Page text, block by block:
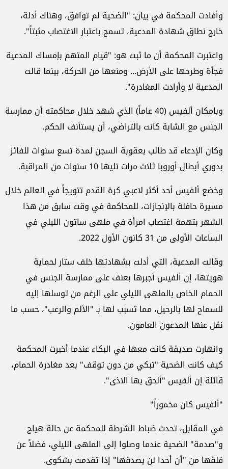
وأفادت المحكمة في بيان: "الضحية لم توافق، وهناك أدلة،
خارج نطاق شهادة المدعية، تسمح باعتبار الاغتصاب مثبتاً".
واعتبرت المحكمة أن ما ثبت هو: "قيام المتهم بإمساك المدعية
فجأة وطرحها على الأرض... ومنعها من الحركة، بينما قالت
المدعية لا وأرادت المغادرة".
وبامكان ألفيس (40 عاماً) الذي شهد خلال محاكمته أن ممارسة
الجنس مع الشابة كانت بالتراضي، أن يستأنف الحكم.
وكان الإدعاء قد طالب بعقوبة السجن لمدة تسع سنوات للفائز
بدوري أبطال أوروبا ثلاث مرات تليها 10 سنوات من المراقبة.
وخضع ألفيس أحد أكثر لاعبي كرة القدم تتويجاً في العالم خلال
مسيرة حافلة بالإنجازات، للمحاكمة في وقت سابق من هذا
الشهر بتهمة اغتصاب امرأة في ملهى ساتون الليلي في
الساعات الأولى من 31 كانون الأول 2022.
وقالت المدعية، التي أدلت بشهادتها خلف ستار لحماية
هويتها، إن ألفيس أجبرها بعنف على ممارسة الجنس في
الحمام الخاص بالملهى الليلي على الرغم من توسلها إليه
للسماح لها بالرحيل، مما تسبب لها بـ "الألم والرعب"، حسب ما
نقل عنها المدعون العامون.
وانهارت صديقة كانت معها في البكاء عندما أخبرت المحكمة
كيف كانت الضحية "تبكي من دون توقف" بعد مغادرة الحمام،
قائلة إن ألفيس "ألحق بها الاذى".
"ألفيس كان مخموراً"
في المقابل، تحدث ضباط الشرطة للمحكمة عن حالة هياج
و"صدمة" الضحية عندما وصلوا إلى الملهى الليلي، فضلاً عن
قلقها من "أن أحدا لن يصدقها" إذا تقدمت بشكوى.